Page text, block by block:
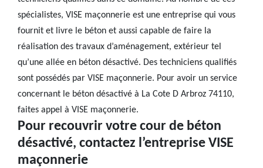
spécialistes, VISE maçonnerie est une entreprise qui vous
fournit et livre le béton et aussi capable de faire la
réalisation des travaux d’aménagement, extérieur tel
qu’une allée en béton désactivé. Des techniciens qualifiés
sont possédés par VISE maçonnerie. Pour avoir un service
concernant le béton désactivé à La Cote D Arbroz 74110,
faites appel à VISE maçonnerie.
Pour recouvrir votre cour de béton
désactivé, contactez l’entreprise VISE
maçonnerie